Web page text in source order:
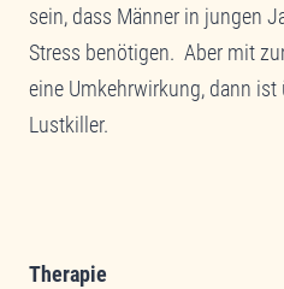
sein, dass Männer in jungen
Stress benötigen. Aber mit
eine Umkehrwirkung, dann ist
Lustkiller.
Therapie